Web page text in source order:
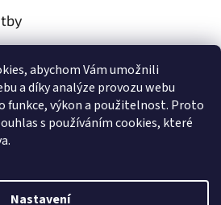
abychom Vám umožnili
a díky analýze provozu webu
funkce, výkon a použitelnost. Proto
s používáním cookies, které
Nastavení
Můjprvníeshop.cz